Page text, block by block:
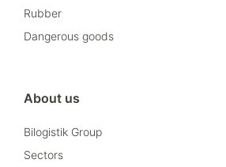
Rubber
Dangerous goods
About us
Bilogistik Group
Sectors